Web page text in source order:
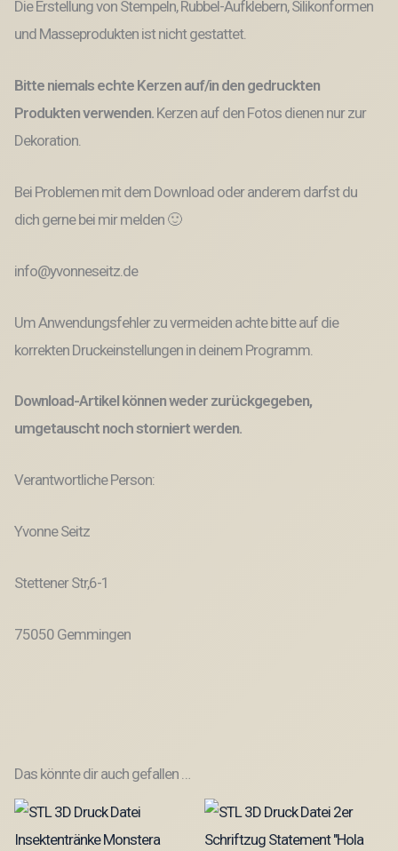
Die Erstellung von Stempeln, Rubbel-Aufklebern, Silikonformen
und Masseprodukten ist nicht gestattet.
Bitte niemals echte Kerzen auf/in den gedruckten
Produkten verwenden. Kerzen auf den Fotos dienen nur zur
Dekoration.
Bei Problemen mit dem Download oder anderem darfst du
dich gerne bei mir melden 🙂
info@yvonneseitz.de
Um Anwendungsfehler zu vermeiden achte bitte auf die
korrekten Druckeinstellungen in deinem Programm.
Download-Artikel können weder zurückgegeben,
umgetauscht noch storniert werden.
Verantwortliche Person:
Yvonne Seitz
Stettener Str,6-1
75050 Gemmingen
Das könnte dir auch gefallen …